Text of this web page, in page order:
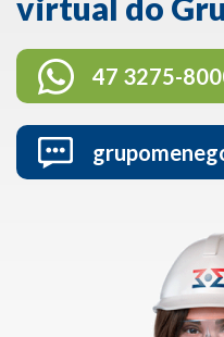
47 3275-